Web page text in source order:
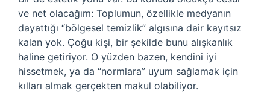
ve net olacağım: Toplumun, özellikle medyanın
dayattığı “bölgesel temizlik” algısına dair kayıtsız
kalan yok. Çoğu kişi, bir şekilde bunu alışkanlık
haline getiriyor. O yüzden bazen, kendini iyi
hissetmek, ya da “normlara” uyum sağlamak için
kılları almak gerçekten makul olabiliyor.